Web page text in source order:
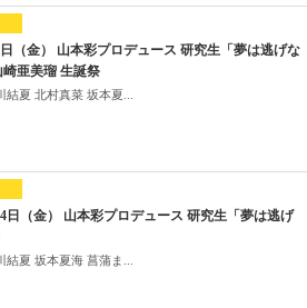
（金） 山本彩プロデュース 研究生「夢は逃げな
崎亜美瑠 生誕祭
結夏 北村真菜 坂本夏...
日（金） 山本彩プロデュース 研究生「夢は逃げ
結夏 坂本夏海 菖蒲ま...